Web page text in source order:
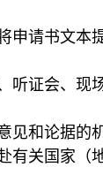
请书文本
证会、现
和论据的机
关国家（